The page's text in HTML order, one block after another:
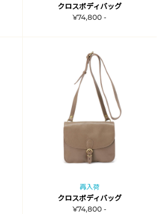
クロスボディバッグ
¥74,800 -
再入荷
クロスボディバッグ
¥74,800 -